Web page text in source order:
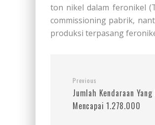
ton nikel dalam feronikel
commissioning pabrik,
produksi terpasang
Previous
Jumlah Kendaraan
Mencapai 1.278.000